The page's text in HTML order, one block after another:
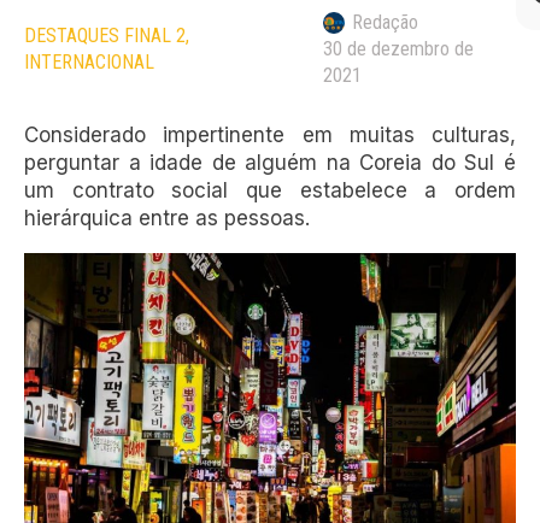
DESTAQUES FINAL 2
INTERNACIONAL
Redação
30 de dezembro de
2021
Considerado impertinente em muitas culturas,
perguntar a idade de alguém na Coreia do Sul é
um contrato social que estabelece a ordem
hierárquica entre as pessoas.